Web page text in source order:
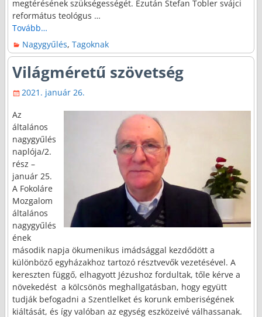
megtérésének szükségességét. Ezután Stefan Tobler svájci
református teológus …
Tovább…
Nagygyűlés,Tagoknak
Világméretű szövetség
2021. január 26.
Az
általános
nagygyűlés
naplója/2.
rész –
január 25.
A Fokoláre
Mozgalom
általános
nagygyűlés
ének
második napja ökumenikus imádsággal kezdődött a
különböző egyházakhoz tartozó résztvevők vezetésével. A
kereszten függő, elhagyott Jézushoz fordultak, tőle kérve a
növekedést a kölcsönös meghallgatásban, hogy együtt
tudják befogadni a Szentlelket és korunk emberiségének
kiáltását, és így valóban az egység eszközeivé válhassanak.